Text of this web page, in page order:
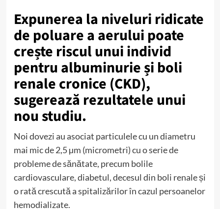
Expunerea la niveluri ridicate
de poluare a aerului poate
crește riscul unui individ
pentru albuminurie și boli
renale cronice (CKD),
sugerează rezultatele unui
nou studiu.
Noi dovezi au asociat particulele cu un diametru
mai mic de 2,5 µm (micrometri) cu o serie de
probleme de sănătate, precum bolile
cardiovasculare, diabetul, decesul din boli renale și
o rată crescută a spitalizărilor în cazul persoanelor
hemodializate.